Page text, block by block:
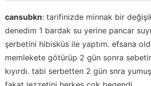
cansubkn: tarifinizde minnak bir
denedim 1 bardak su yerine pancar
şerbetini hibisküs ile yaptım. efsana
memlekete götürüp 2 gün sonra
kıyırdı. tabi serbetten 2 gün snra